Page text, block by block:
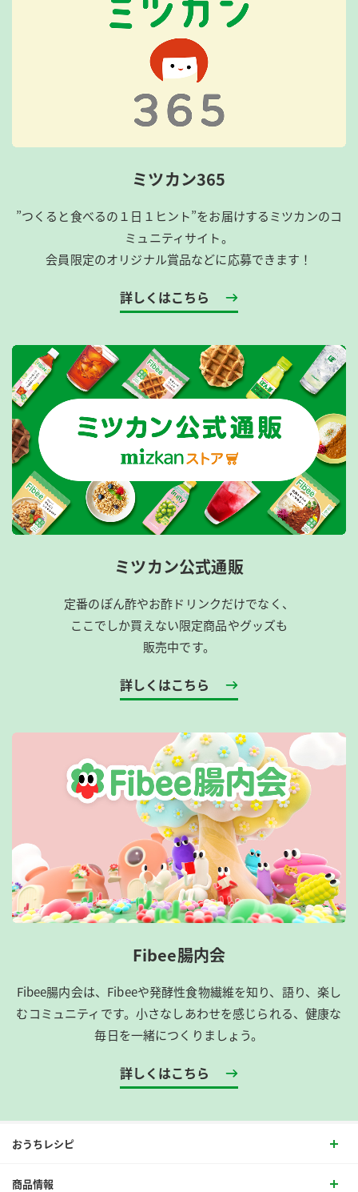
ミツカン365
”つくると食べるの１日１ヒント”をお届けするミツカンのコ
ミュニティサイト。
会員限定のオリジナル賞品などに応募できます！
詳しくはこちら
ミツカン公式通販
定番のぽん酢やお酢ドリンクだけでなく、
ここでしか買えない限定商品やグッズも
販売中です。
詳しくはこちら
Fibee腸内会
Fibee腸内会は、​Fibeeや発酵性食物繊維を知り、語り、楽し
むコミュニティです。​小さなしあわせを感じられる、健康な
毎日を一緒につくりましょう。
詳しくはこちら
おうちレシピ
商品情報